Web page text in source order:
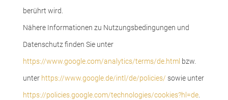
berührt wird.
Nähere Informationen zu Nutzungsbedingungen und
Datenschutz finden Sie unter
https://www.google.com/analytics/terms/de.html bzw.
unter https://www.google.de/intl/de/policies/ sowie unter
https://policies.google.com/technologies/cookies?hl=de.